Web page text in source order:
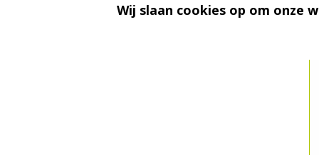
Wij slaan cookies op om onze